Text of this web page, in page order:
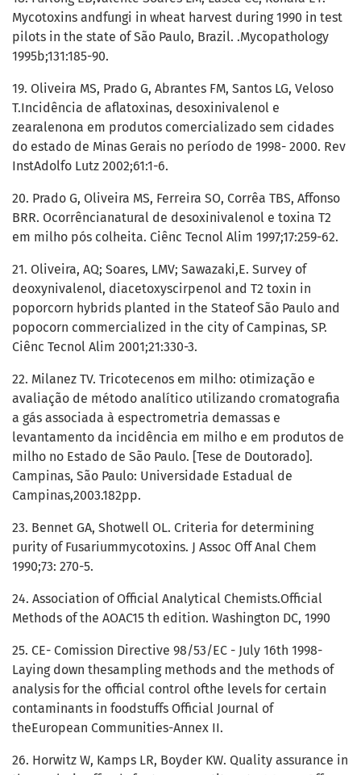
Mycotoxins andfungi in wheat harvest during 1990 in test
pilots in the state of São Paulo, Brazil. .Mycopathology
1995b;131:185-90.
19. Oliveira MS, Prado G, Abrantes FM, Santos LG, Veloso
T.Incidência de aflatoxinas, desoxinivalenol e
zearalenona em produtos comercializado sem cidades
do estado de Minas Gerais no período de 1998- 2000. Rev
InstAdolfo Lutz 2002;61:1-6.
20. Prado G, Oliveira MS, Ferreira SO, Corrêa TBS, Affonso
BRR. Ocorrêncianatural de desoxinivalenol e toxina T2
em milho pós colheita. Ciênc Tecnol Alim 1997;17:259-62.
21. Oliveira, AQ; Soares, LMV; Sawazaki,E. Survey of
deoxynivalenol, diacetoxyscirpenol and T2 toxin in
poporcorn hybrids planted in the Stateof São Paulo and
popocorn commercialized in the city of Campinas, SP.
Ciênc Tecnol Alim 2001;21:330-3.
22. Milanez TV. Tricotecenos em milho: otimização e
avaliação de método analítico utilizando cromatografia
a gás associada à espectrometria demassas e
levantamento da incidência em milho e em produtos de
milho no Estado de São Paulo. [Tese de Doutorado].
Campinas, São Paulo: Universidade Estadual de
Campinas,2003.182pp.
23. Bennet GA, Shotwell OL. Criteria for determining
purity of Fusariummycotoxins. J Assoc Off Anal Chem
1990;73: 270-5.
24. Association of Official Analytical Chemists.Official
Methods of the AOAC15 th edition. Washington DC, 1990
25. CE- Comission Directive 98/53/EC - July 16th 1998-
Laying down thesampling methods and the methods of
analysis for the official control ofthe levels for certain
contaminants in foodstuffs Official Journal of
theEuropean Communities-Annex II.
26. Horwitz W, Kamps LR, Boyder KW. Quality assurance in